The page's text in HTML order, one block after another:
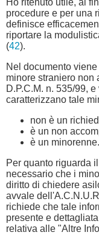
Ho ritenuto utile, ai
procedure e per una
definisce
riportare la
(42).
Nel documento
minore straniero non
D.P.C.M. n. 535/99,
caratterizzano tale
non è un
è un non
è un minorenne.
Per quanto riguarda
necessario che i
diritto di chiedere
avvale
richiede che tale
presente e
relativa alle "Altre